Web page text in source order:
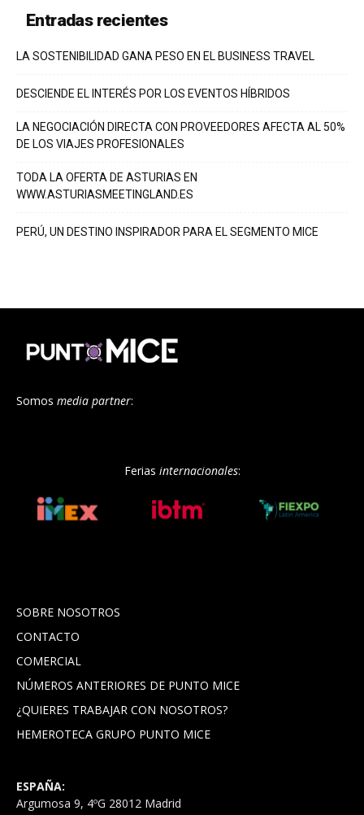
Entradas recientes
LA SOSTENIBILIDAD GANA PESO EN EL BUSINESS TRAVEL
DESCIENDE EL INTERÉS POR LOS EVENTOS HÍBRIDOS
LA NEGOCIACIÓN DIRECTA CON PROVEEDORES AFECTA AL 50%
DE LOS VIAJES PROFESIONALES
TODA LA OFERTA DE ASTURIAS EN
WWW.ASTURIASMEETINGLAND.ES
PERÚ, UN DESTINO INSPIRADOR PARA EL SEGMENTO MICE
Somos media partner:
Ferias internacionales:
SOBRE NOSOTROS
CONTACTO
COMERCIAL
NÚMEROS ANTERIORES DE PUNTO MICE
¿QUIERES TRABAJAR CON NOSOTROS?
HEMEROTECA GRUPO PUNTO MICE
ESPAÑA:
Argumosa 9, 4ºG 28012 Madrid